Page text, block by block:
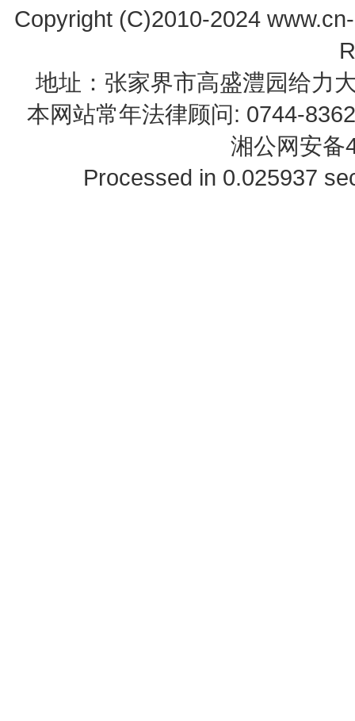
Copyright (C)2010-2024
地址：张家界市高盛澧园给力
本网站常年法律顾问: 0744-
湘公网安备
Processed in 0.025937